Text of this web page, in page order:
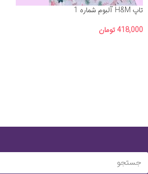
تاپ H&M آلبوم شماره 1
418,000تومان